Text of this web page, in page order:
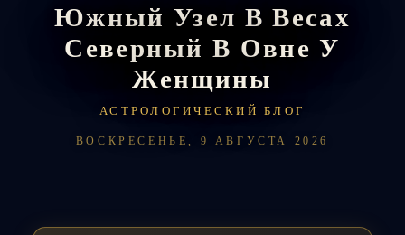
Южный Узел В Весах
Северный В Овне У
Женщины
АСТРОЛОГИЧЕСКИЙ БЛОГ
ВОСКРЕСЕНЬЕ, 9 АВГУСТА 2026